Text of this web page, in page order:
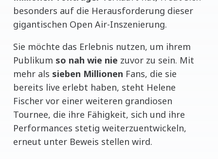
besonders auf die Herausforderung dieser
gigantischen Open Air-Inszenierung.
Sie möchte das Erlebnis nutzen, um ihrem
Publikum so nah wie nie zuvor zu sein. Mit
mehr als sieben Millionen Fans, die sie
bereits live erlebt haben, steht Helene
Fischer vor einer weiteren grandiosen
Tournee, die ihre Fähigkeit, sich und ihre
Performances stetig weiterzuentwickeln,
erneut unter Beweis stellen wird.